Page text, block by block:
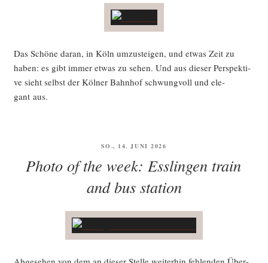
Das Schö­ne dar­an, in Köln umzu­stei­gen, und etwas Zeit zu
haben: es gibt immer etwas zu sehen. Und aus die­ser Per­spek­ti­
ve sieht selbst der Köl­ner Bahn­hof schwung­voll und ele­
gant aus.
VERÖFFENTLICHT
SO., 14. JUNI 2026
Photo of the week: Esslingen train
and bus station